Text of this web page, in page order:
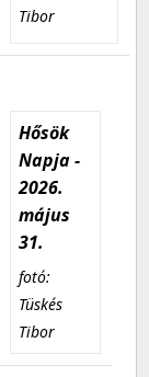
Tibor
Hősök
Napja -
2026.
május
31.
fotó:
Tüskés
Tibor